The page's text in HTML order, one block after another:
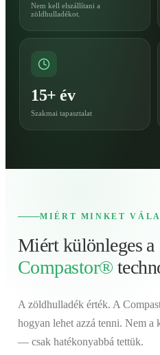
Nem kell elszállítani a
zöldhulladékot.
15+ év
Szakmai tapasztalat
MIÉRT MINKET
Miért különleges a
Compastor®
A zöldhulladék érték. A
hogyan lehet azzá tenni. Nem a
— csak hatékonyabbá tettük.